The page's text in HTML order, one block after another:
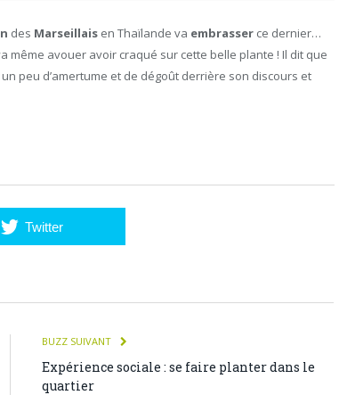
des Marseillais en Thaïlande va embrasser ce dernier…
même avouer avoir craqué sur cette belle plante ! Il dit que
peu d’amertume et de dégoût derrière son discours et
Twitter
BUZZ SUIVANT
Expérience sociale : se faire planter dans le
quartier